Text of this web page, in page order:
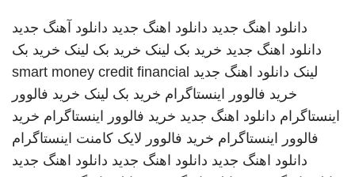
دانلود اهنگ جدید دانلود اهنگ جدید دانلود آهنگ جدید
دانلود اهنگ جدید خرید بک لینک خرید بک لینک خرید بک
لینک دانلود اهنگ جدید smart money credit financial
خرید فالوور اینستاگرام خرید بک لینک خرید فالوور
اینستاگرام دانلود اهنگ جدید خرید فالوور اینستاگرام خرید
فالوور اینستاگرام خرید فالوور لایک کامنت اینستاگرام
دانلود اهنگ جدید دانلود اهنگ جدید دانلود اهنگ جدید